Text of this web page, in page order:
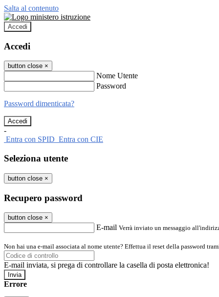
Salta al contenuto
Accedi
Accedi
button close ×
Nome Utente
Password
Password dimenticata?
-
Entra con SPID Entra con CIE
Seleziona utente
button close ×
Recupero password
button close ×
E-mail Verrà inviato un messaggio
Non hai una e-mail associata al nome utente? Effettua il reset della password
E-mail inviata, si prega di controllare la casella di posta elettronica!
Errore